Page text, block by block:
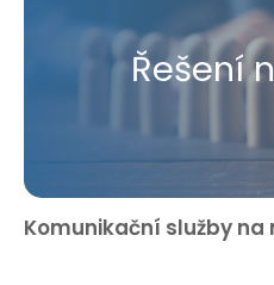
Řešení
Komunikační služby na